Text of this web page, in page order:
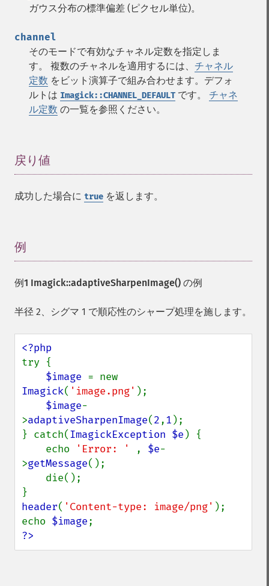
ガウス分布の標準偏差 (ピクセル単位)。
channel
そのモードで有効なチャネル定数を指定しま
す。 複数のチャネルを適用するには、 チャネル
定数 をビット演算子で組み合わせます。デフォ
ルトは Imagick::CHANNEL_DEFAULT です。 チャネ
ル定数 の一覧を参照ください。
戻り値
成功した場合に true を返します。
例
例1 Imagick::adaptiveSharpenImage() の例
半径 2、シグマ 1 で順応性のシャープ処理を施します。
try {
$image
Imagick( 'image.png' );
$image-
>adaptiveSharpenImage(2,1 );
} catch(ImagickException $e ) {
    echo
'Error: ' , $e-
>getMessage();
header( 'Content-type: image/png' );
echo $image
?>